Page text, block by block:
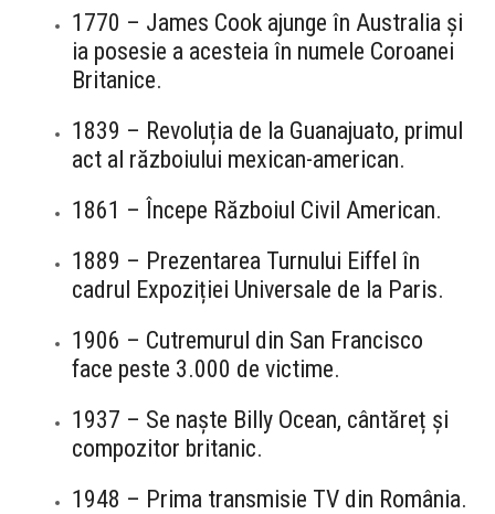
1770 – James Cook ajunge în Australia și
ia posesie a acesteia în numele Coroanei
Britanice.
1839 – Revoluția de la Guanajuato, primul
act al războiului mexican-american.
1861 – Începe Războiul Civil American.
1889 – Prezentarea Turnului Eiffel în
cadrul Expoziției Universale de la Paris.
1906 – Cutremurul din San Francisco
face peste 3.000 de victime.
1937 – Se naște Billy Ocean, cântăreț și
compozitor britanic.
1948 – Prima transmisie TV din România.